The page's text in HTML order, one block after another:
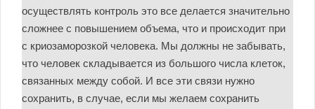
осуществлять контроль это все делается значительно
сложнее с повышением объема, что и происходит при
с криозаморозкой человека. Мы должны не забывать,
что человек складывается из большого числа клеток,
связанных между собой. И все эти связи нужно
сохранить, в случае, если мы желаем сохранить